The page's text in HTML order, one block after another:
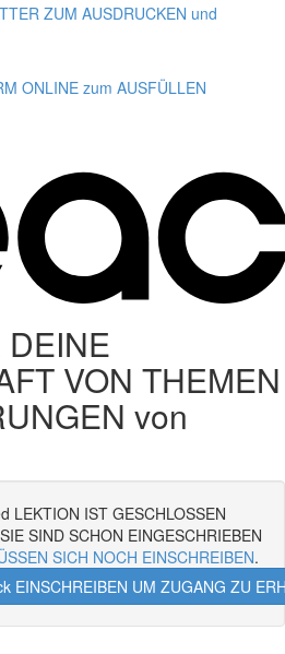
ZUM AUSDRUCKEN und
ONLINE zum AUSFÜLLEN
VON THEMEN
von
LEKTION IST GESCHLOSSEN
SIND SCHON EINGESCHRIEBEN
SICH NOCH EINSCHREIBEN.
EINSCHREIBEN UM ZUGANG ZU